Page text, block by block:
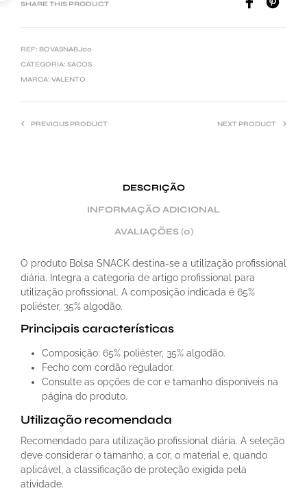
SHARE THIS PRODUCT
REF: BOVASNABJ00
CATEGORIA: SACOS
MARCA: VALENTO
PREVIOUS PRODUCT NEXT PRODUCT
DESCRIÇÃO
INFORMAÇÃO ADICIONAL
AVALIAÇÕES (0)
O produto Bolsa SNACK destina-se a utilização profissional
diária. Integra a categoria de artigo profissional para
utilização profissional. A composição indicada é 65%
poliéster, 35% algodão.
Principais características
Composição: 65% poliéster, 35% algodão.
Fecho com cordão regulador.
Consulte as opções de cor e tamanho disponíveis na
página do produto.
Utilização recomendada
Recomendado para utilização profissional diária. A seleção
deve considerar o tamanho, a cor, o material e, quando
aplicável, a classificação de proteção exigida pela
atividade.